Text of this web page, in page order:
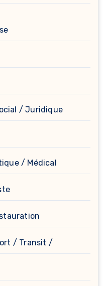
/ Juridique
/ Médical
/ Transit /